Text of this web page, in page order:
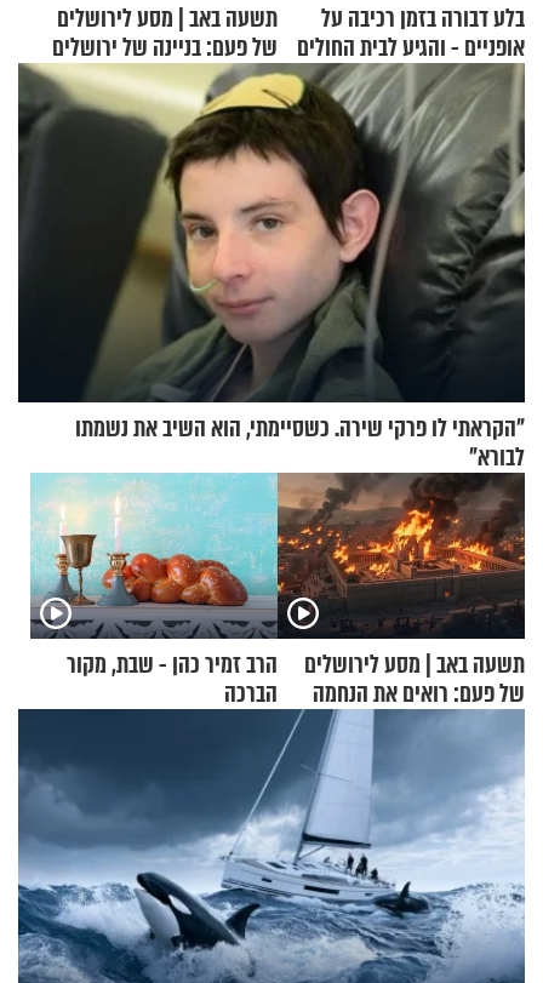
בלע דבורה בזמן רכיבה על
אופניים - והגיע לבית החולים
במצב מסכן חיים
תשעה באב | מסע לירושלים
של פעם: בניינה של ירושלים
"הקראתי לו פרקי שירה. כשסיימתי, הוא השיב את נשמתו
לבורא"
תשעה באב | מסע לירושלים
של פעם: רואים את הנחמה
הרב זמיר כהן - שבת, מקור
הברכה